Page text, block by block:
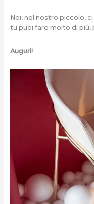
Noi, nel nostro piccolo,
tu puoi fare molto di più,
Auguri!